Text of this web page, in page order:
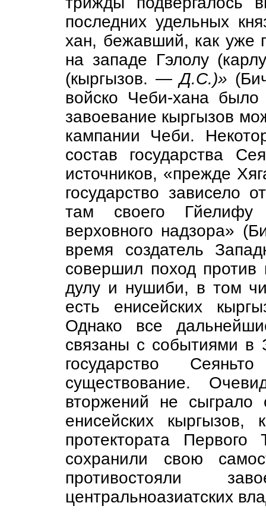
последних удельных
хан, бежавший, как уже
на западе Гэлолу
(кыргызов. — Д.С.)»
войско Чеби-хана
завоевание кыргызов
кампании Чеби.
состав государства
источников, «прежде
государство зависело
там своего
верховного надзора»
время создатель
совершил поход
дулу и нушиби, в том
есть енисейских
Однако все
связаны с событиями в
государство
существование.
вторжений не сыграло
енисейских кыргызов,
протектората Первого
сохранили свою
противостояли
центральноазиатских